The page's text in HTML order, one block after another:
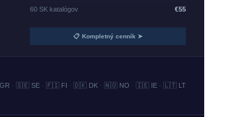
60 SK katalógov €55
📋 Kompletný cenník ➤
· 🇸🇪 SE · 🇫🇮 FI · 🇩🇰 DK · 🇳🇴 NO · 🇮🇪 IE · 🇱🇹 LT